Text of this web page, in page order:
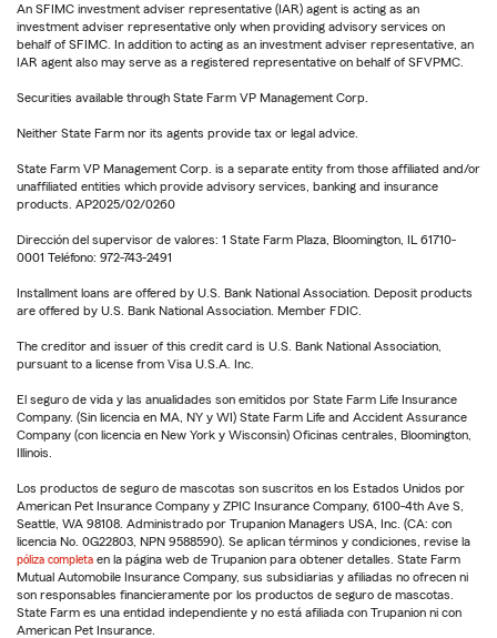
An SFIMC investment adviser representative (IAR) agent is acting as an
investment adviser representative only when providing advisory services on
behalf of SFIMC. In addition to acting as an investment adviser representative, an
IAR agent also may serve as a registered representative on behalf of SFVPMC.
Securities available through State Farm VP Management Corp.
Neither State Farm nor its agents provide tax or legal advice.
State Farm VP Management Corp. is a separate entity from those affiliated and/or
unaffiliated entities which provide advisory services, banking and insurance
products. AP2025/02/0260
Dirección del supervisor de valores: 1 State Farm Plaza, Bloomington, IL 61710-
0001 Teléfono: 972-743-2491
Installment loans are offered by U.S. Bank National Association. Deposit products
are offered by U.S. Bank National Association. Member FDIC.
The creditor and issuer of this credit card is U.S. Bank National Association,
pursuant to a license from Visa U.S.A. Inc.
El seguro de vida y las anualidades son emitidos por State Farm Life Insurance
Company. (Sin licencia en MA, NY y WI) State Farm Life and Accident Assurance
Company (con licencia en New York y Wisconsin) Oficinas centrales, Bloomington,
Illinois.
Los productos de seguro de mascotas son suscritos en los Estados Unidos por
American Pet Insurance Company y ZPIC Insurance Company, 6100-4th Ave S,
Seattle, WA 98108. Administrado por Trupanion Managers USA, Inc. (CA: con
licencia No. 0G22803, NPN 9588590). Se aplican términos y condiciones, revise la
póliza completa en la página web de Trupanion para obtener detalles. State Farm
Mutual Automobile Insurance Company, sus subsidiarias y afiliadas no ofrecen ni
son responsables financieramente por los productos de seguro de mascotas.
State Farm es una entidad independiente y no está afiliada con Trupanion ni con
American Pet Insurance.